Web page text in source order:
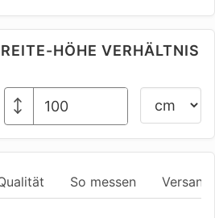
HÖHE VERHÄLTNIS
So messen